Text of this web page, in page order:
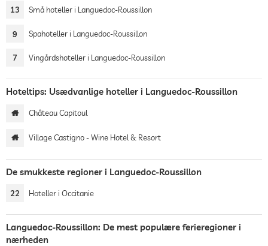
13 Små hoteller i Languedoc-Roussillon
9 Spahoteller i Languedoc-Roussillon
7 Vingårdshoteller i Languedoc-Roussillon
Hoteltips: Usædvanlige hoteller i Languedoc-Roussillon
Château Capitoul
Village Castigno - Wine Hotel & Resort
De smukkeste regioner i Languedoc-Roussillon
22 Hoteller i Occitanie
Languedoc-Roussillon: De mest populære ferieregioner i
nærheden